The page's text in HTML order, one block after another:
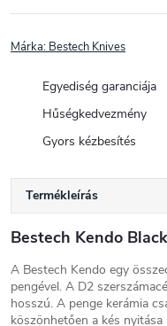
Márka: Bestech Knives
Egyediség garanciája
Hűségkedvezmény
Gyors kézbesítés
Termékleírás
Bestech Kendo
A Bestech Kendo egy
pengével. A D2
hosszú. A penge kerámia
köszönhetően a kés